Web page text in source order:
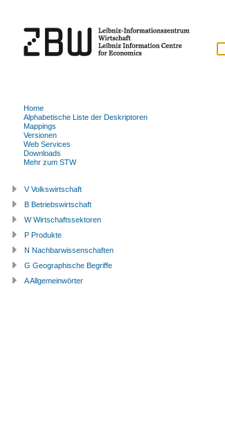
Home
Alphabetische Liste der Deskriptoren
Mappings
Versionen
Web Services
Downloads
Mehr zum STW
V Volkswirtschaft
B Betriebswirtschaft
W Wirtschaftssektoren
P Produkte
N Nachbarwissenschaften
G Geographische Begriffe
A Allgemeinwörter